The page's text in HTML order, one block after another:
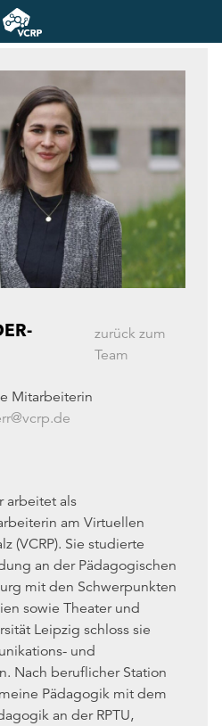
zurück zum
Team
Mitarbeiterin
arbeitet als
am Virtuellen
(VCRP). Sie studierte
an der Pädagogischen
mit den Schwerpunkten
sowie Theater und
Leipzig schloss sie
und
Nach beruflicher Station
Pädagogik mit dem
an der RPTU,